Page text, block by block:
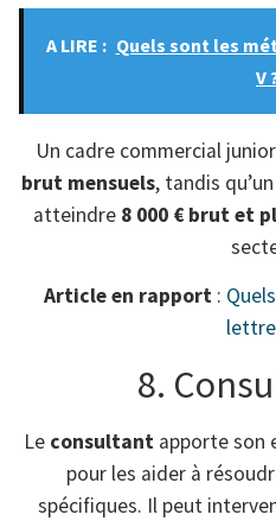
A LIRE : Quels sont les
V
Un cadre commercial
brut mensuels, tandis
atteindre 8 000 € brut et
Article en rapport:
lettre
8.
Le consultantapporte son
pour les aider à
spécifiques. Il peut